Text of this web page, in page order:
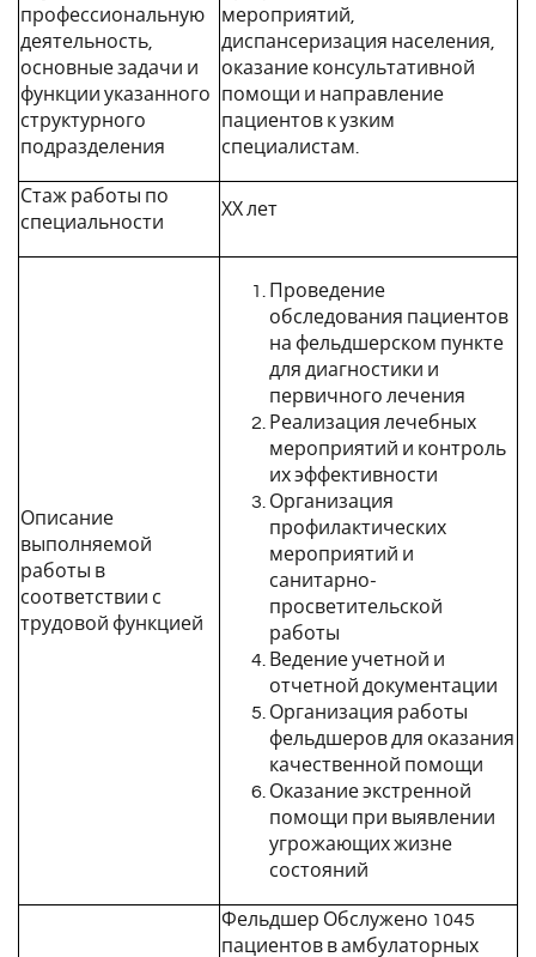
профессиональную
деятельность,
основные задачи и
функции указанного
структурного
подразделения
мероприятий,
диспансеризация населения,
оказание консультативной
помощи и направление
пациентов к узким
специалистам.
Стаж работы по
специальности
ХХ лет
Описание
выполняемой
работы в
соответствии с
трудовой функцией
Проведение
обследования пациентов
на фельдшерском пункте
для диагностики и
первичного лечения
Реализация лечебных
мероприятий и контроль
их эффективности
Организация
профилактических
мероприятий и
санитарно-
просветительской
работы
Ведение учетной и
отчетной документации
Организация работы
фельдшеров для оказания
качественной помощи
Оказание экстренной
помощи при выявлении
угрожающих жизне
состояний
Фельдшер Обслужено 1045
пациентов в амбулаторных